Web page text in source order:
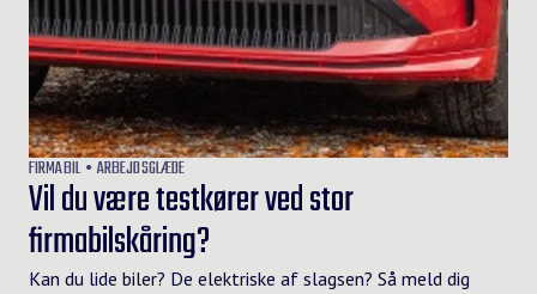
FIRMABIL ARBEJDSGLÆDE
Vil du være testkører ved stor
firmabilskåring?
Kan du lide biler? De elektriske af slagsen? Så meld dig